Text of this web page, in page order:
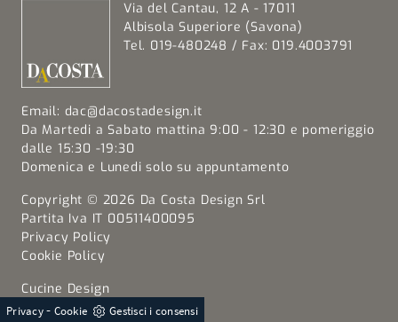
Via del Cantau, 12 A - 17011
Albisola Superiore (Savona)
Tel. 019-480248 / Fax: 019.4003791
Email: dac@dacostadesign.it
Da Martedi a Sabato mattina 9:00 - 12:30 e pomeriggio
dalle 15:30 -19:30
Domenica e Lunedi solo su appuntamento
Copyright © 2026 Da Costa Design Srl
Partita Iva IT 00511400095
Privacy Policy
Cookie Policy
Cucine Design
Cucine Moderne
Privacy- Cookie Gestisci i consensi